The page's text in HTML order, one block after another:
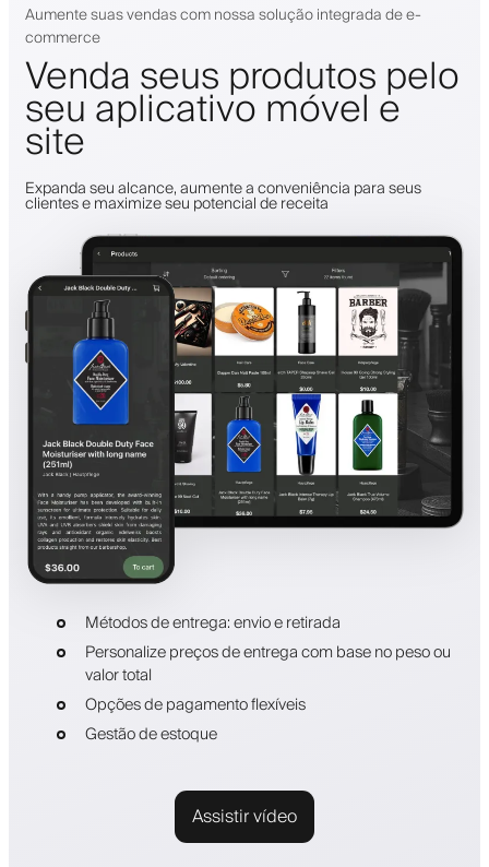
Aumente suas vendas com nossa solução integrada de e-
commerce
Venda seus produtos pelo
seu aplicativo móvel e
site
Expanda seu alcance, aumente a conveniência para seus
clientes e maximize seu potencial de receita
Métodos de entrega: envio e retirada
Personalize preços de entrega com base no peso ou
valor total
Opções de pagamento flexíveis
Gestão de estoque
Assistir vídeo